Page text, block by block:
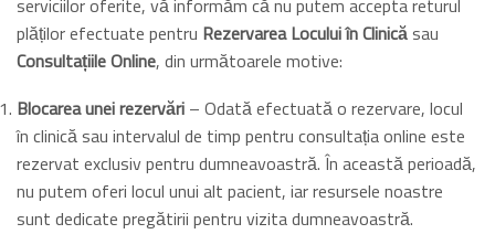
plăților efectuate pentru Rezervarea Locului în Clinicăsau
Consultațiile Online, din următoarele motive:
Blocarea unei rezervări – Odată efectuată o rezervare, locul
în clinică sau intervalul de timp pentru consultația online este
rezervat exclusiv pentru dumneavoastră. În această perioadă,
nu putem oferi locul unui alt pacient, iar resursele noastre
sunt dedicate pregătirii pentru vizita dumneavoastră.